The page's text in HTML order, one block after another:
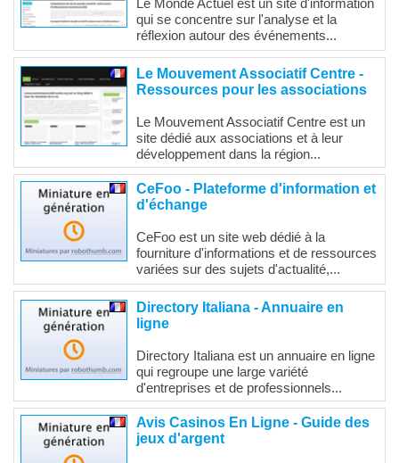
Le Monde Actuel est un site d'information
qui se concentre sur l'analyse et la
réflexion autour des événements...
Le Mouvement Associatif Centre -
Ressources pour les associations
Le Mouvement Associatif Centre est un
site dédié aux associations et à leur
développement dans la région...
CeFoo - Plateforme d'information et
d'échange
CeFoo est un site web dédié à la
fourniture d'informations et de ressources
variées sur des sujets d'actualité,...
Directory Italiana - Annuaire en
ligne
Directory Italiana est un annuaire en ligne
qui regroupe une large variété
d'entreprises et de professionnels...
Avis Casinos En Ligne - Guide des
jeux d'argent